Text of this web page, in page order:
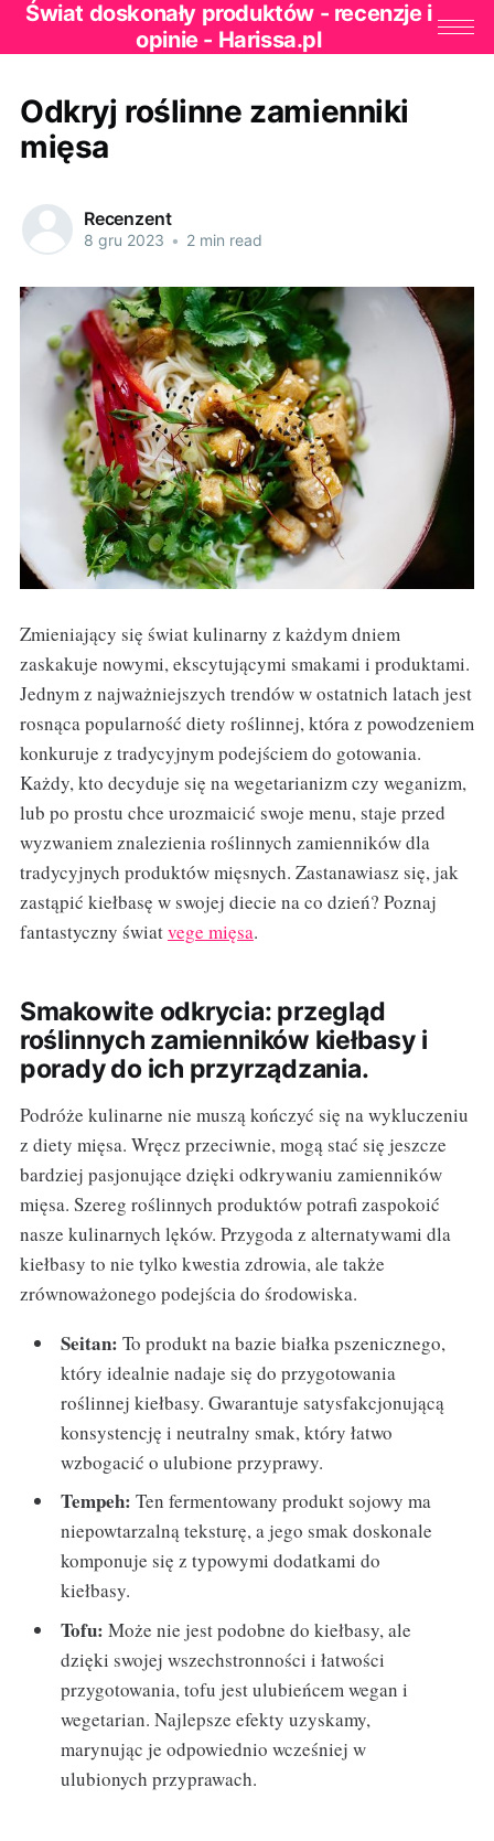
Świat doskonały produktów - recenzje i
opinie - Harissa.pl
Odkryj roślinne zamienniki
mięsa
Recenzent
8 gru 2023 • 2 min read
Zmieniający się świat kulinarny z każdym dniem
zaskakuje nowymi, ekscytującymi smakami i produktami.
Jednym z najważniejszych trendów w ostatnich latach jest
rosnąca popularność diety roślinnej, która z powodzeniem
konkuruje z tradycyjnym podejściem do gotowania.
Każdy, kto decyduje się na wegetarianizm czy weganizm,
lub po prostu chce urozmaicić swoje menu, staje przed
wyzwaniem znalezienia roślinnych zamienników dla
tradycyjnych produktów mięsnych. Zastanawiasz się, jak
zastąpić kiełbasę w swojej diecie na co dzień? Poznaj
fantastyczny światvege mięsa.
Smakowite odkrycia: przegląd
roślinnych zamienników kiełbasy i
porady do ich przyrządzania.
Podróże kulinarne nie muszą kończyć się na wykluczeniu
z diety mięsa. Wręcz przeciwnie, mogą stać się jeszcze
bardziej pasjonujące dzięki odkrywaniu zamienników
mięsa. Szereg roślinnych produktów potrafi zaspokoić
nasze kulinarnych lęków. Przygoda z alternatywami dla
kiełbasy to nie tylko kwestia zdrowia, ale także
zrównoważonego podejścia do środowiska.
Seitan: To produkt na bazie białka pszenicznego,
który idealnie nadaje się do przygotowania
roślinnej kiełbasy. Gwarantuje satysfakcjonującą
konsystencję i neutralny smak, który łatwo
wzbogacić o ulubione przyprawy.
Tempeh: Ten fermentowany produkt sojowy ma
niepowtarzalną teksturę, a jego smak doskonale
komponuje się z typowymi dodatkami do
kiełbasy.
Tofu: Może nie jest podobne do kiełbasy, ale
dzięki swojej wszechstronności i łatwości
przygotowania, tofu jest ulubieńcem wegan i
wegetarian. Najlepsze efekty uzyskamy,
marynując je odpowiednio wcześniej w
ulubionych przyprawach.